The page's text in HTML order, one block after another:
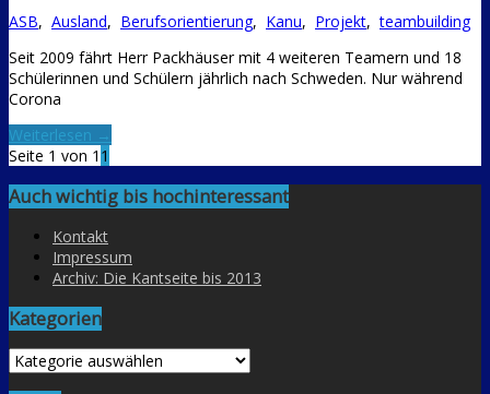
ASB, Ausland, Berufsorientierung, Kanu, Projekt,teambuilding
Seit 2009 fährt Herr Packhäuser mit 4 weiteren Teamern und 18
Schülerinnen und Schülern jährlich nach Schweden. Nur während
Corona
Weiterlesen →
Seite 1 von 1 1
Auch wichtig bis hochinteressant
Kontakt
Impressum
Archiv: Die Kantseite bis 2013
Kategorien
Kategorien